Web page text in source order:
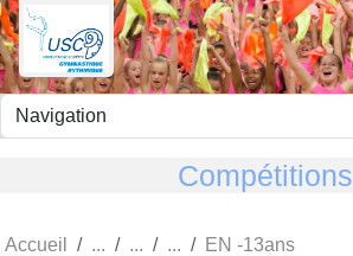
Compétitions
Accueil EN -13ans
Panneau de gestion des cookies